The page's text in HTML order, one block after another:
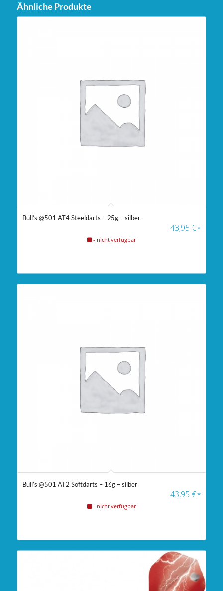
Ähnliche Produkte
Bull’s @501 AT4 Steeldarts – 25g – silber
43,95€*
- nicht verfügbar
Bull’s @501 AT2 Softdarts – 16g – silber
43,95€*
- nicht verfügbar